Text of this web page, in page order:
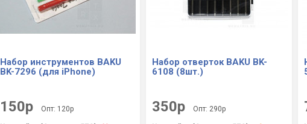
Набор инструментов BAKU
BK-7296 (для iPhone)
150р Опт: 120р
Набор отверток BAKU BK-
6108 (8шт.)
350р Опт: 290р